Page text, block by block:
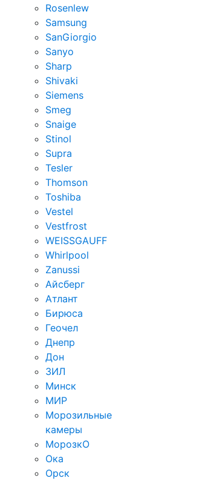
Rosenlew
Samsung
SanGiorgio
Sanyo
Sharp
Shivaki
Siemens
Smeg
Snaige
Stinol
Supra
Tesler
Thomson
Toshiba
Vestel
Vestfrost
WEISSGAUFF
Whirlpool
Zanussi
Айсберг
Атлант
Бирюса
Геочел
Днепр
Дон
ЗИЛ
Минск
МИР
Морозильные
камеры
МорозкО
Ока
Орск